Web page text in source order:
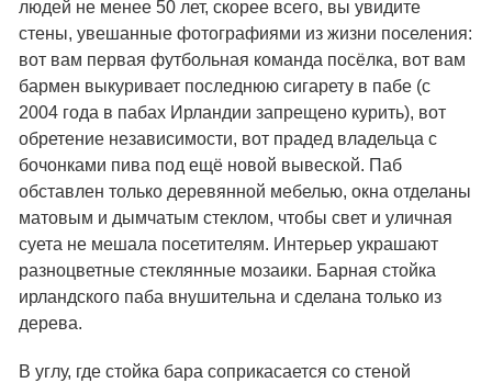
людей не менее 50 лет, скорее всего, вы увидите
стены, увешанные фотографиями из жизни поселения:
вот вам первая футбольная команда посёлка, вот вам
бармен выкуривает последнюю сигарету в пабе (с
2004 года в пабах Ирландии запрещено курить), вот
обретение независимости, вот прадед владельца с
бочонками пива под ещё новой вывеской. Паб
обставлен только деревянной мебелью, окна отделаны
матовым и дымчатым стеклом, чтобы свет и уличная
суета не мешала посетителям. Интерьер украшают
разноцветные стеклянные мозаики. Барная стойка
ирландского паба внушительна и сделана только из
дерева.
В углу, где стойка бара соприкасается со стеной